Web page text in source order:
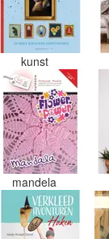
kunst
mandela